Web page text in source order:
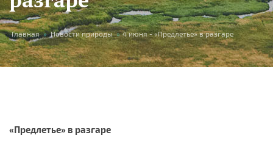
Вы здесь
Главная » Новости природы » 4 июня - «Предлетье» в разгаре
«Предлетье» в разгаре